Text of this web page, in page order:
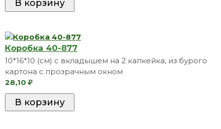
Коробка 40-877
10*16*10 (см) с вкладышем на 2 капкейка, из бурого
картона с прозрачным окном
28,10 ₽